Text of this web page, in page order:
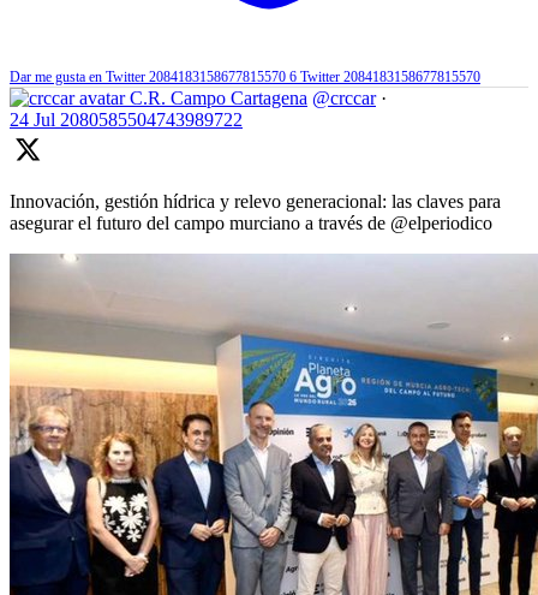
Dar me gusta en Twitter 2084183158677815570 6 Twitter 2084183158677815570
C.R. Campo Cartagena @crccar ·
24 Jul 2080585504743989722
Innovación, gestión hídrica y relevo generacional: las claves para
asegurar el futuro del campo murciano a través de @elperiodico